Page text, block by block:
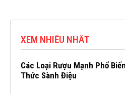
XEM NHIỀU NHẤT
Các Loại Rượu Mạnh Phổ
Thức Sành Điệu